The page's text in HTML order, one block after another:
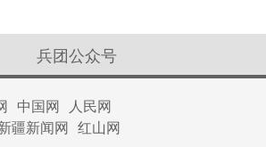
中国网
人民网
疆新闻网
红山网
兵团公众号